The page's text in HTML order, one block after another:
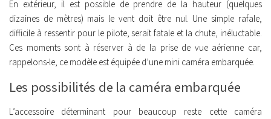
En extérieur, il est possible de prendre de la hauteur (quelques
dizaines de mètres) mais le vent doit être nul. Une simple rafale,
difficile à ressentir pour le pilote, serait fatale et la chute, inéluctable.
Ces moments sont à réserver à de la prise de vue aérienne car,
rappelons-le, ce modèle est équipée d’une mini caméra embarquée.
Les possibilités de la caméra embarquée
L’accessoire déterminant pour beaucoup reste cette caméra